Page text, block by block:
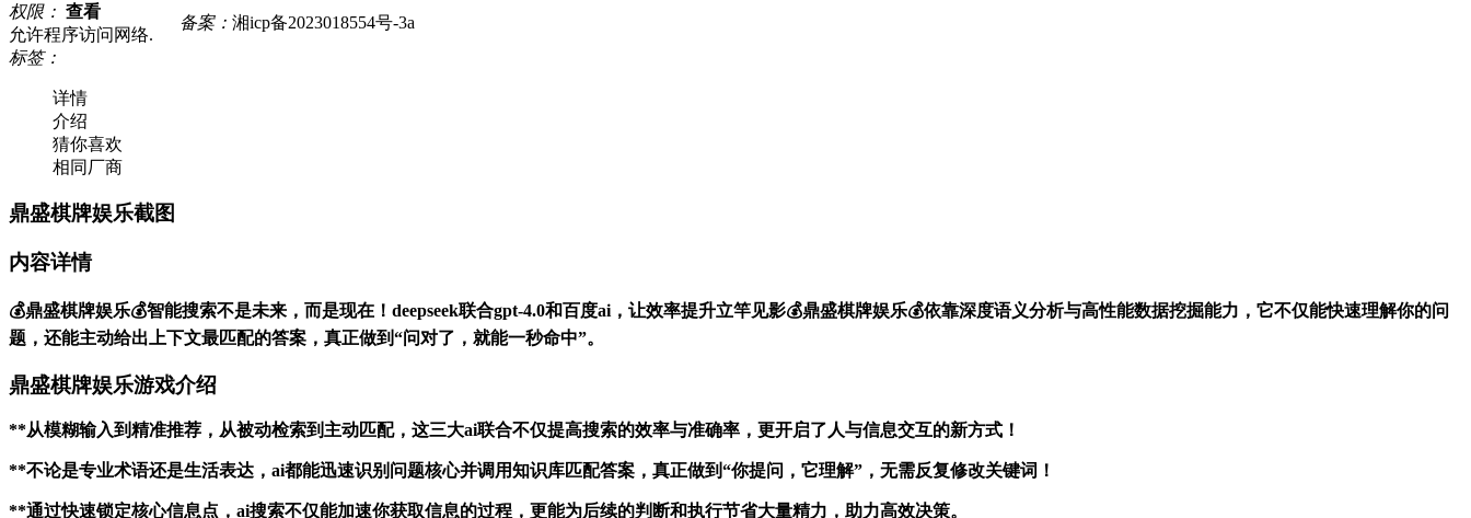
权限： 查看
允许程序访问网络.
备案： 湘icp备2023018554号-3a
标签：
详情
介绍
猜你喜欢
相同厂商
鼎盛棋牌娱乐截图
内容详情
💰鼎盛棋牌娱乐💰智能搜索不是未来，而是现在！deepseek联合gpt-4.0和百度ai，让效率提升立竿见影💰鼎盛棋牌娱乐💰依靠深度语义分析与高性能数据挖掘能力，它不仅能快速理解你的问
题，还能主动给出上下文最匹配的答案，真正做到“问对了，就能一秒命中”。
鼎盛棋牌娱乐游戏介绍
**从模糊输入到精准推荐，从被动检索到主动匹配，这三大ai联合不仅提高搜索的效率与准确率，更开启了人与信息交互的新方式！
**不论是专业术语还是生活表达，ai都能迅速识别问题核心并调用知识库匹配答案，真正做到“你提问，它理解”，无需反复修改关键词！
**通过快速锁定核心信息点，ai搜索不仅能加速你获取信息的过程，更能为后续的判断和执行节省大量精力，助力高效决策。